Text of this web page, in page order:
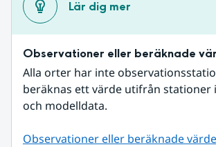
Lär dig mer
Observationer eller beräknade
Alla orter har inte
beräknas ett värde utifrån stationer
och modelldata.
Observationer eller beräknade